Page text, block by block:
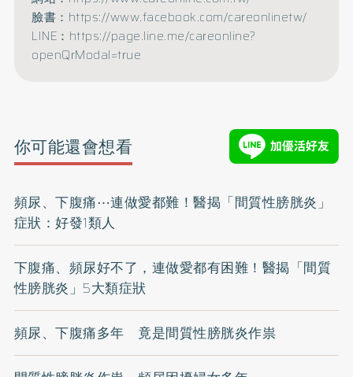
臉書：https://www.facebook.com/careonlinetw/
LINE：https://page.line.me/careonline?
openQrModal=true
你可能還會想看
頻尿、下腹痛⋯連做愛都難！醫揭「間質性膀胱炎」
症狀：好發1類人
下腹痛、頻尿好不了，連做愛都有困難！醫揭「間質
性膀胱炎」5大類症狀
頻尿、下腹痛多年 竟是間質性膀胱炎作祟